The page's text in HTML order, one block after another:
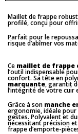
Maillet de frappe
profilé, conçu pour
Parfait pour le
risque d’abîmer vos
Ce maillet de frappe
l’outil indispensable
confort. Sa tête en
marquante, garantit
l’intégrité de votre cuir
Grâce à son manche
ergonomie, idéale
gestes. Polyvalent et
nécessitant précision
frappe d’emporte-